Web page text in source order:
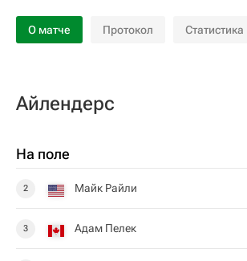
О матче Протокол Статистика
Айлендерс
На поле
2 Майк Райли
3 Адам Пелек